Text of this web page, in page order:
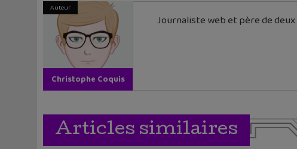
Auteur
Christophe Coquis
Journaliste web et père de
Articles similaires